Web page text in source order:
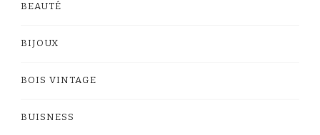
BEAUTÉ
BIJOUX
BOIS VINTAGE
BUISNESS